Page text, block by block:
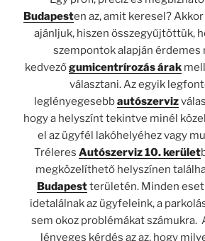
Budapesten az, amit keresel?
ajánljuk, hiszen összegyűjtöttük,
szempontok alapján érdemes
kedvezőgumicentrírozás árak
választani. Az egyik
leglényegesebbautószerviz
hogy a helyszínt tekintve minél
el az ügyfél lakóhelyéhez vagy
Tréleres Autószerviz 10. kerület
megközelíthető helyszínen
Budapestterületén. Minden
idetalálnak az ügyfeleink, a
sem okoz problémákat számukra.
lényeges kérdés az az, hogy